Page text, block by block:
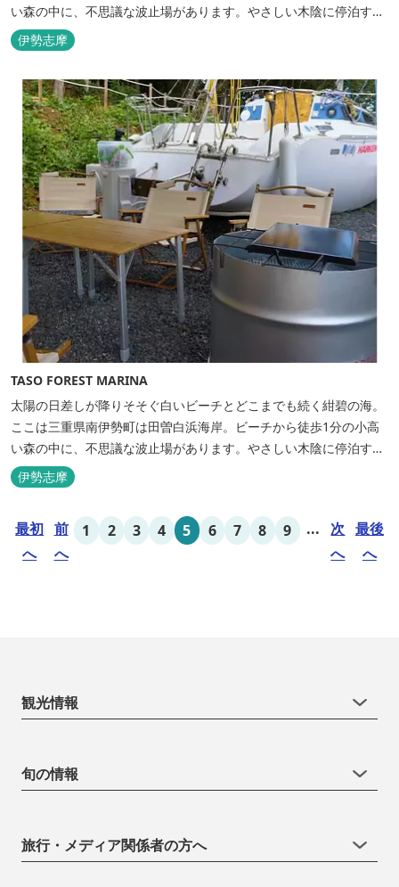
い森の中に、不思議な波止場があります。やさしい木陰に停泊する
のは3艇のヨット。日本初の森のマリーナです。 航海の気分高まる
インテリアは見た目からは想像できないほど広く、くつろぎの空
間。夏場でもエアコン完備で快適にお過ごしいただけます。甲板の
上に寝転んで夜空を見上げれば...
伊勢志摩
TASO FOREST MARINA
太陽の日差しが降りそそぐ白いビーチとどこまでも続く紺碧の海。
ここは三重県南伊勢町は田曽白浜海岸。ビーチから徒歩1分の小高
い森の中に、不思議な波止場があります。やさしい木陰に停泊する
のは3艇のヨット。日本初の森のマリーナです。 航海の気分高まる
インテリアは見た目からは想像できないほど広く、くつろぎの空
上に寝転んで夜空を見上げれば...
伊勢志摩
最初
へ
前
へ
1 2 3 4 5 6 7 8 9 ...
次
へ
最後
へ
観光情報
旬の情報
旅行・メディア関係者の方へ